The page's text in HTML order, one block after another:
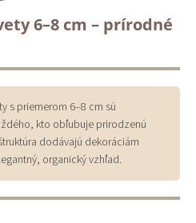
6–8 cm – prírodné
s priemerom 6–8 cm sú
kto obľubuje prirodzenú
dodávajú dekoráciám
organický vzhľad.